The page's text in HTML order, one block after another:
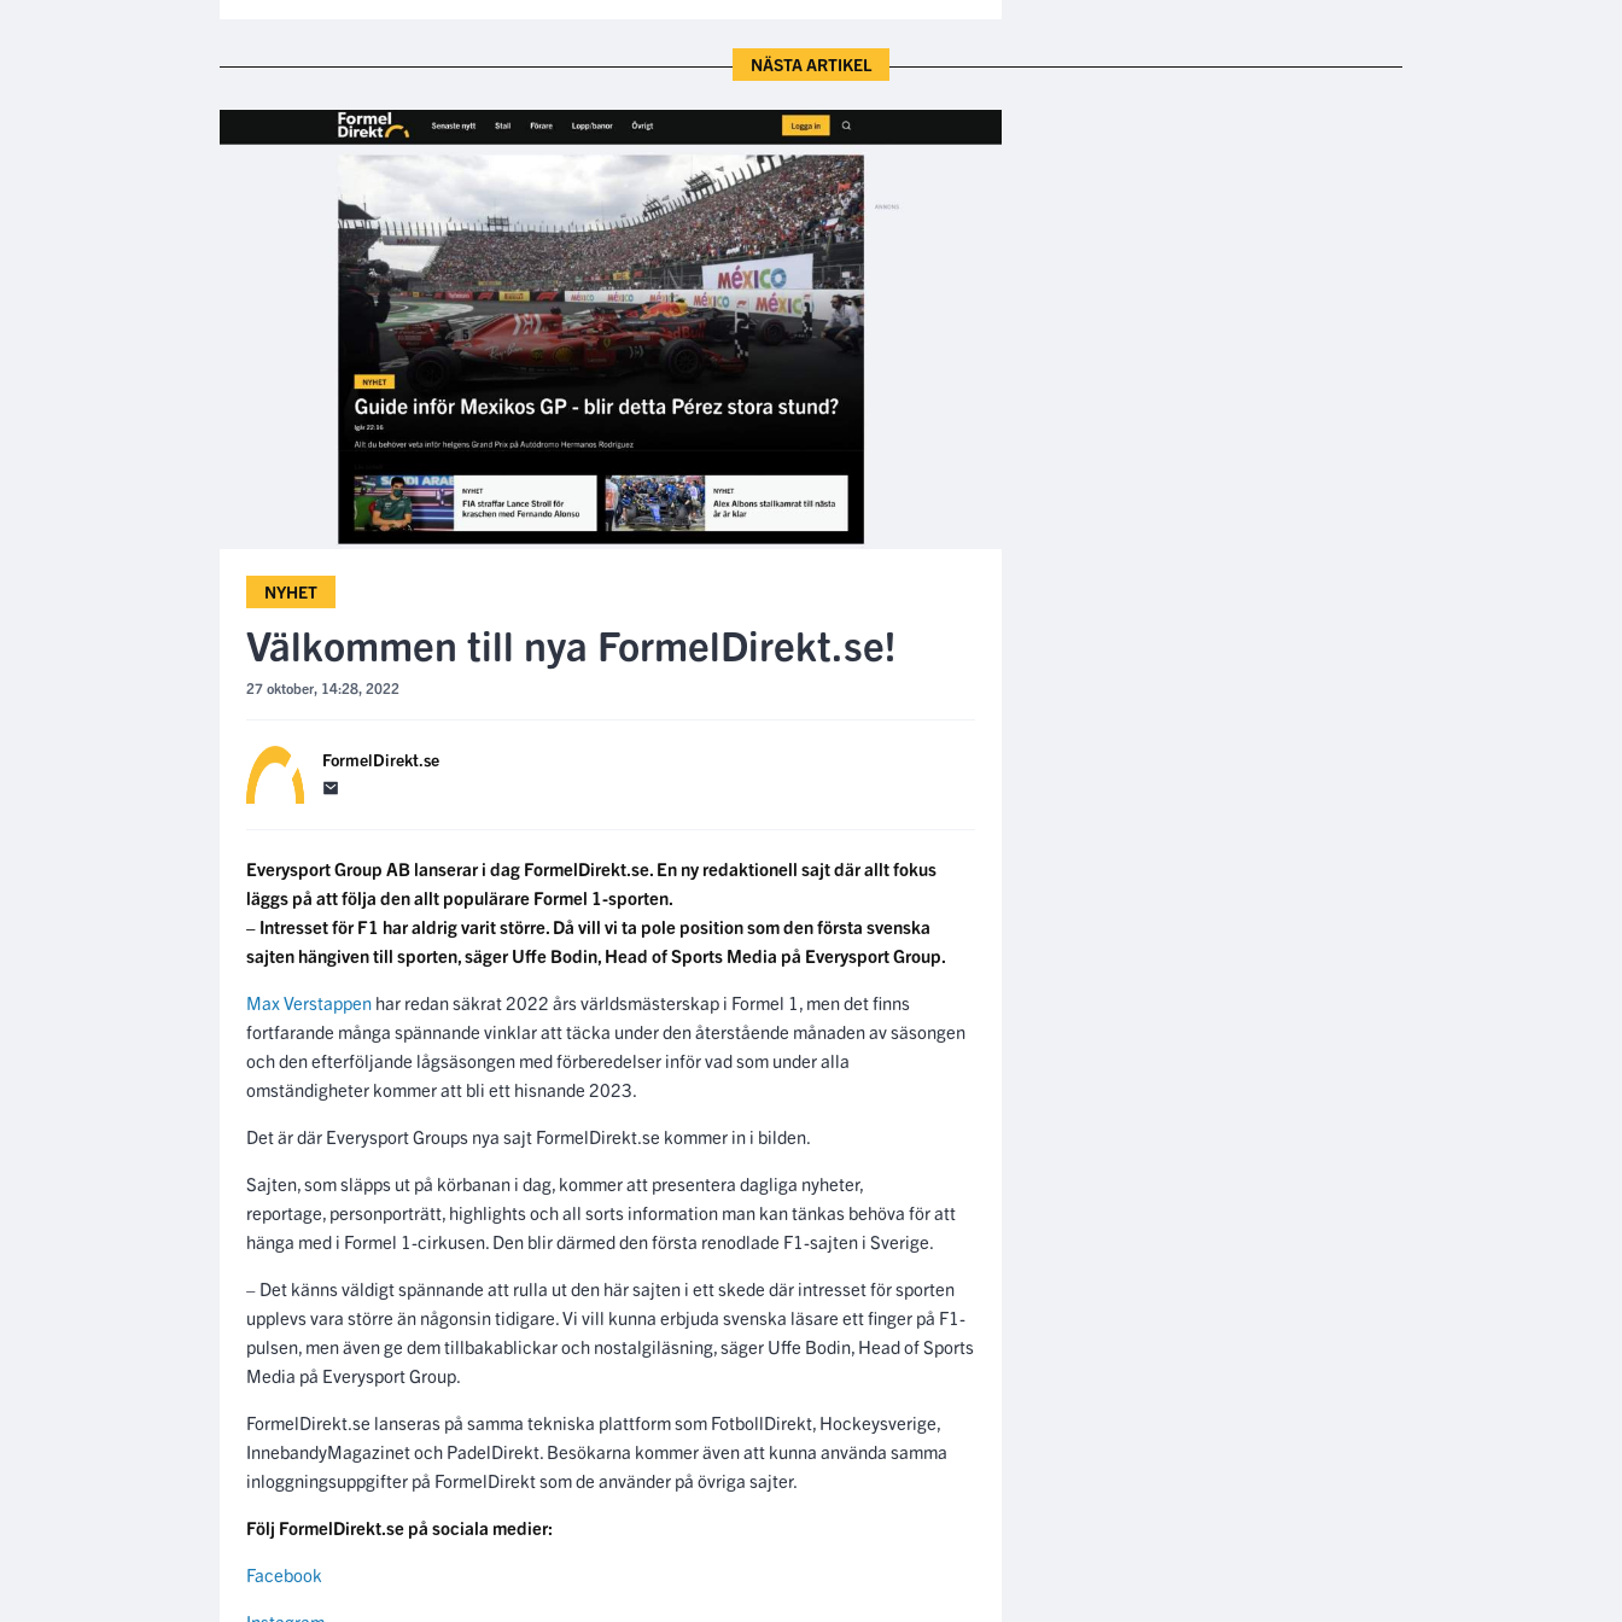
NÄSTA ARTIKEL
NYHET
Välkommen till nya FormelDirekt.se!
27 oktober, 14:28, 2022
FormelDirekt.se
Everysport Group AB lanserar i dag FormelDirekt.se. En ny redaktionell sajt där allt fokus
läggs på att följa den allt populärare Formel 1-sporten.
– Intresset för F1 har aldrig varit större. Då vill vi ta pole position som den första svenska
sajten hängiven till sporten, säger Uffe Bodin, Head of Sports Media på Everysport Group.
Max Verstappen har redan säkrat 2022 års världsmästerskap i Formel 1, men det finns
fortfarande många spännande vinklar att täcka under den återstående månaden av säsongen
och den efterföljande lågsäsongen med förberedelser inför vad som under alla
omständigheter kommer att bli ett hisnande 2023.
Det är där Everysport Groups nya sajt FormelDirekt.se kommer in i bilden.
Sajten, som släpps ut på körbanan i dag, kommer att presentera dagliga nyheter,
reportage, personporträtt, highlights och all sorts information man kan tänkas behöva för att
hänga med i Formel 1-cirkusen. Den blir därmed den första renodlade F1-sajten i Sverige.
– Det känns väldigt spännande att rulla ut den här sajten i ett skede där intresset för sporten
upplevs vara större än någonsin tidigare. Vi vill kunna erbjuda svenska läsare ett finger på F1-
pulsen, men även ge dem tillbakablickar och nostalgiläsning, säger Uffe Bodin, Head of Sports
Media på Everysport Group.
FormelDirekt.se lanseras på samma tekniska plattform som FotbollDirekt, Hockeysverige,
InnebandyMagazinet och PadelDirekt. Besökarna kommer även att kunna använda samma
inloggningsuppgifter på FormelDirekt som de använder på övriga sajter.
Följ FormelDirekt.se på sociala medier:
Facebook